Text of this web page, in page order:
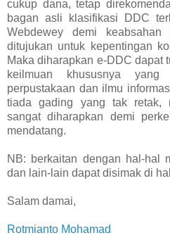
cukup dana, tetap
bagan asli klasifikasi DDC
Webdewey demi
ditujukan untuk kepentingan
Maka diharapkan e-DDC dapat
keilmuan khususnya
perpustakaan dan ilmu
tiada gading yang tak retak,
sangat diharapkan demi
mendatang.
NB: berkaitan dengan hal-hal
dan lain-lain dapat disimak di
Salam damai,
Rotmianto Mohamad